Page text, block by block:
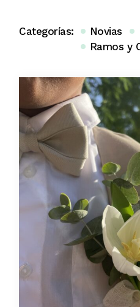
Categorías: Novias
Ramos y